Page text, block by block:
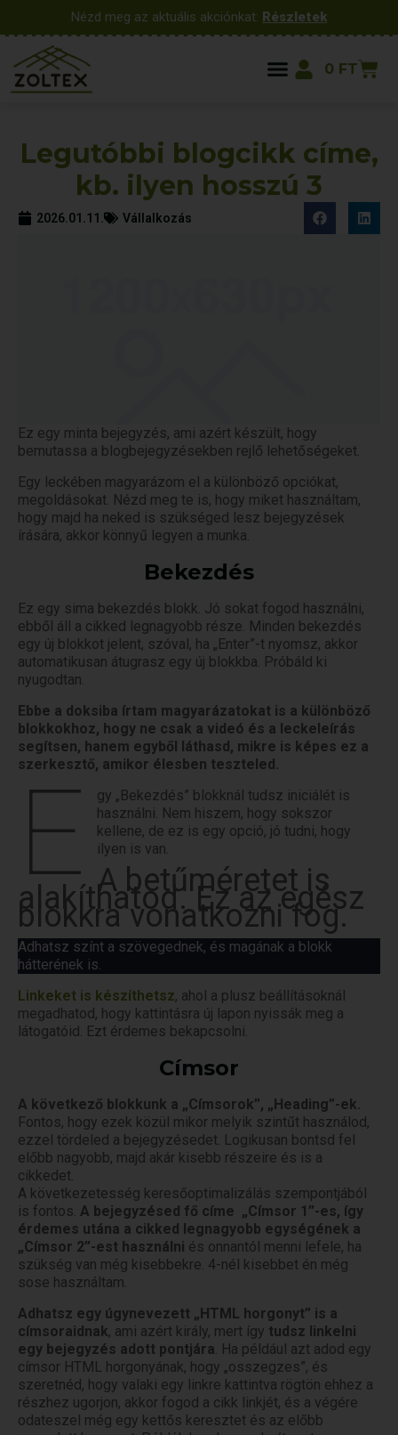
Nézd meg az aktuális akciónkat: Részletek
0 FT
Legutóbbi blogcikk címe,
kb. ilyen hosszú 3
2026.01.11. Vállalkozás
Ez egy minta bejegyzés, ami azért készült, hogy
bemutassa a blogbejegyzésekben rejlő lehetőségeket.
Egy leckében magyarázom el a különböző opciókat,
megoldásokat. Nézd meg te is, hogy miket használtam,
hogy majd ha neked is szükséged lesz bejegyzések
írására, akkor könnyű legyen a munka.
Bekezdés
Ez egy sima bekezdés blokk. Jó sokat fogod használni,
ebből áll a cikked legnagyobb része. Minden bekezdés
egy új blokkot jelent, szóval, ha „Enter”-t nyomsz, akkor
automatikusan átugrasz egy új blokkba. Próbáld ki
nyugodtan.
Ebbe a doksiba írtam magyarázatokat is a különböző
blokkokhoz, hogy ne csak a videó és a leckeleírás
segítsen, hanem egyből láthasd, mikre is képes ez a
szerkesztő, amikor élesben teszteled.
E
gy „Bekezdés” blokknál tudsz iniciálét is
használni. Nem hiszem, hogy sokszor
kellene, de ez is egy opció, jó tudni, hogy
ilyen is van.
A betűméretet is
alakíthatod. Ez az egész
blokkra vonatkozni fog.
Adhatsz színt a szövegednek, és magának a blokk
hátterének is.
Linkeket is készíthetsz, ahol a plusz beállításoknál
megadhatod, hogy kattintásra új lapon nyissák meg a
látogatóid. Ezt érdemes bekapcsolni.
Címsor
A következő blokkunk a „Címsorok”, „Heading”-ek.
Fontos, hogy ezek közül mikor melyik szintűt használod,
ezzel tördeled a bejegyzésedet. Logikusan bontsd fel
előbb nagyobb, majd akár kisebb részeire és is a
cikkedet.
A következetesség keresőoptimalizálás szempontjából
is fontos. A bejegyzésed fő címe „Címsor 1”-es, így
érdemes utána a cikked legnagyobb egységének a
„Címsor 2”-est használni és onnantól menni lefele, ha
szükség van még kisebbekre. 4-nél kisebbet én még
sose használtam.
Adhatsz egy úgynevezett „HTML horgonyt” is a
címsoraidnak, ami azért király, mert így tudsz linkelni
egy bejegyzés adott pontjára . Ha például azt adod egy
címsor HTML horgonyának, hogy „osszegzes”, és
szeretnéd, hogy valaki egy linkre kattintva rögtön ehhez a
részhez ugorjon, akkor fogod a cikk linkjét, és a végére
odateszel még egy kettős keresztet és az előbb